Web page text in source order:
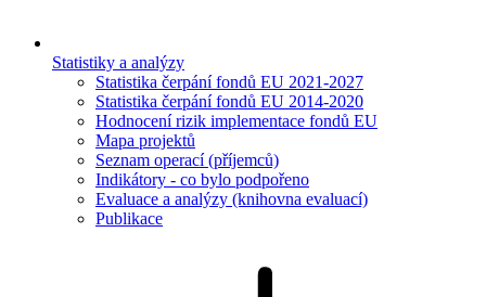
Statistiky a analýzy
Statistika čerpání fondů EU 2021-2027
Statistika čerpání fondů EU 2014-2020
Hodnocení rizik implementace fondů EU
Mapa projektů
Seznam operací (příjemců)
Indikátory - co bylo podpořeno
Evaluace a analýzy (knihovna evaluací)
Publikace